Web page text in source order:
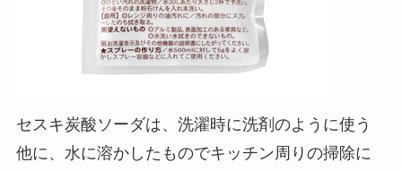
セスキ炭酸ソーダは、洗濯時に洗剤のように使う
他に、水に溶かしたものでキッチン周りの掃除に